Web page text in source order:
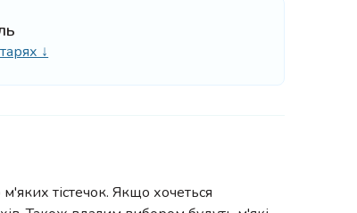
↓
тістечок. Якщо хочеться